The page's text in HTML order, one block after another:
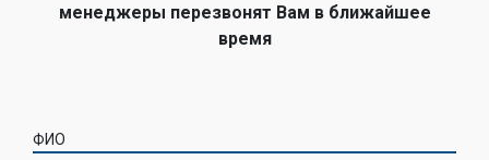
менеджеры перезвонят Вам в ближайшее
время
ФИО